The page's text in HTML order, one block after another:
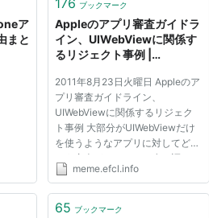
ア
まと
ブックマーク
Appleのアプリ審査ガイドラ
イン、UIWebViewに関係す
るリジェクト事例 |
2011年8月23日火曜日 Appleのア
プリ審査ガイドライン、
UIWebViewに関係するリジェク
ト事例 大部分がUIWebViewだけ
を使うようなアプリに対してどう
いう審査があるのかを少し調べ
た。 まずは Appleによる審査ガイ
https://developer.apple.com/app
meme.efcl.info
65 ブックマーク